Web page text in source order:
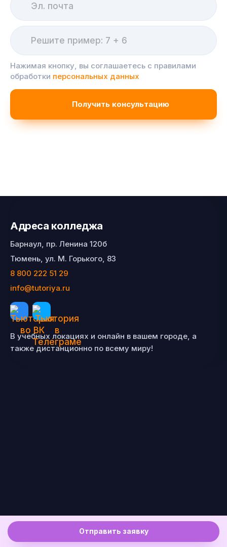
Отправить заявку
Адреса колледжа
Барнаул, пр. Ленина 120б
Тюмень, ул. М. Горького, 83
8 800 222 51 29
info@tutoriya.ru
В учебных локациях и онлайн в вашем городе, а
также дистанционно по всему миру!
Нажимая кнопку, вы соглашаетесь с правилами
обработки персональных данных